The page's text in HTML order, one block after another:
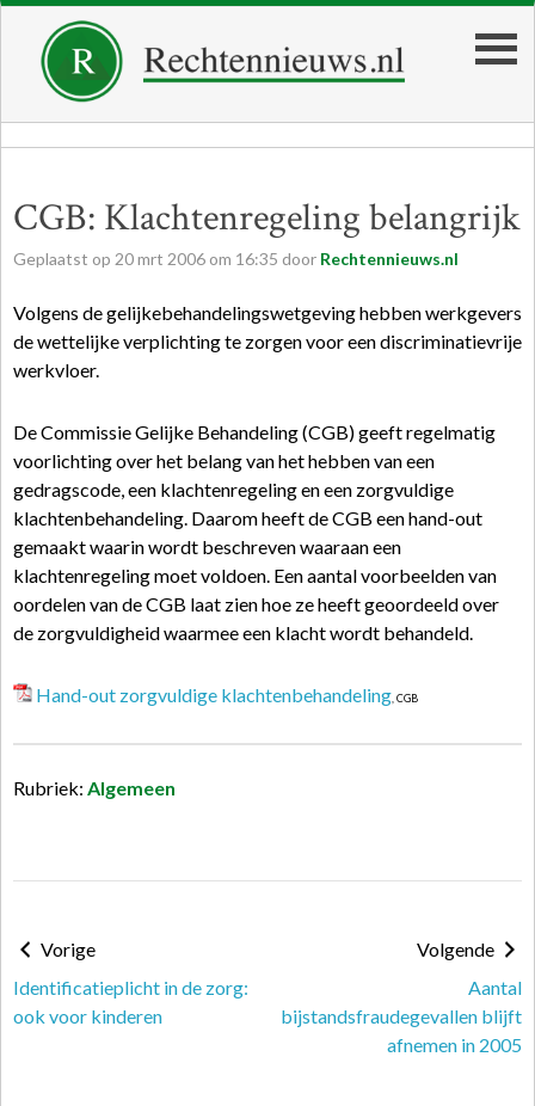
CGB: Klachtenregeling belangrijk
Geplaatst op 20mrt 2006 om 16:35 door Rechtennieuws.nl
Volgens de gelijkebehandelingswetgeving hebben werkgevers
de wettelijke verplichting te zorgen voor een discriminatievrije
werkvloer.
De Commissie Gelijke Behandeling (CGB) geeft regelmatig
voorlichting over het belang van het hebben van een
gedragscode, een klachtenregeling en een zorgvuldige
klachtenbehandeling. Daarom heeft de CGB een hand-out
gemaakt waarin wordt beschreven waaraan een
klachtenregeling moet voldoen. Een aantal voorbeelden van
oordelen van de CGB laat zien hoe ze heeft geoordeeld over
de zorgvuldigheid waarmee een klacht wordt behandeld.
Hand-out zorgvuldige klachtenbehandeling , CGB
Rubriek: Algemeen
Vorige
Identificatieplicht in de zorg:
ook voor kinderen
Volgende
Aantal
bijstandsfraudegevallen blijft
afnemen in 2005